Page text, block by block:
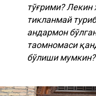
тўғрими? Лекин
тикланмай
андармон
таомномаси
бўлиши мумкин?